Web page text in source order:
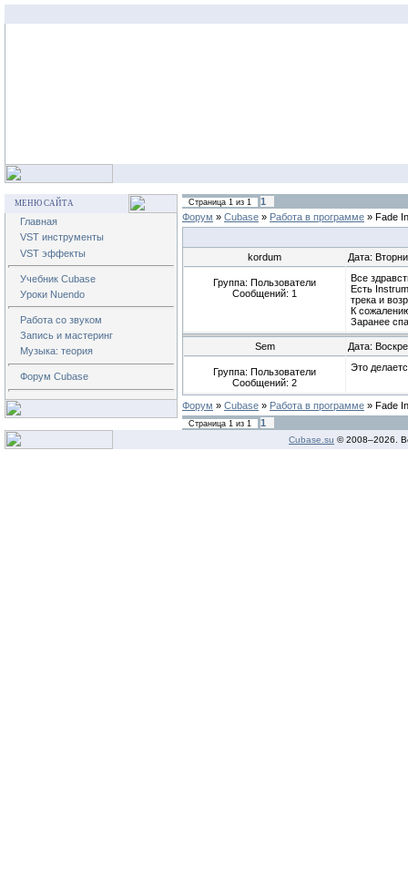
МЕНЮ САЙТА
Главная
VST инструменты
VST эффекты
Учебник Cubase
Уроки Nuendo
Работа со звуком
Запись и мастеринг
Музыка: теория
Форум Cubase
Страница 1 из 1
1
Форум » Cubase » Работа в программе » Fade
kordum Дата:
Группа: Пользователи
Сообщений: 1
Все
Есть
трека и
К
Заранее
Sem Дата:
Группа: Пользователи
Сообщений: 2
Это
Форум » Cubase » Работа в программе » Fade
Страница 1 из 1 1
Cubase.su © 2008–2026.